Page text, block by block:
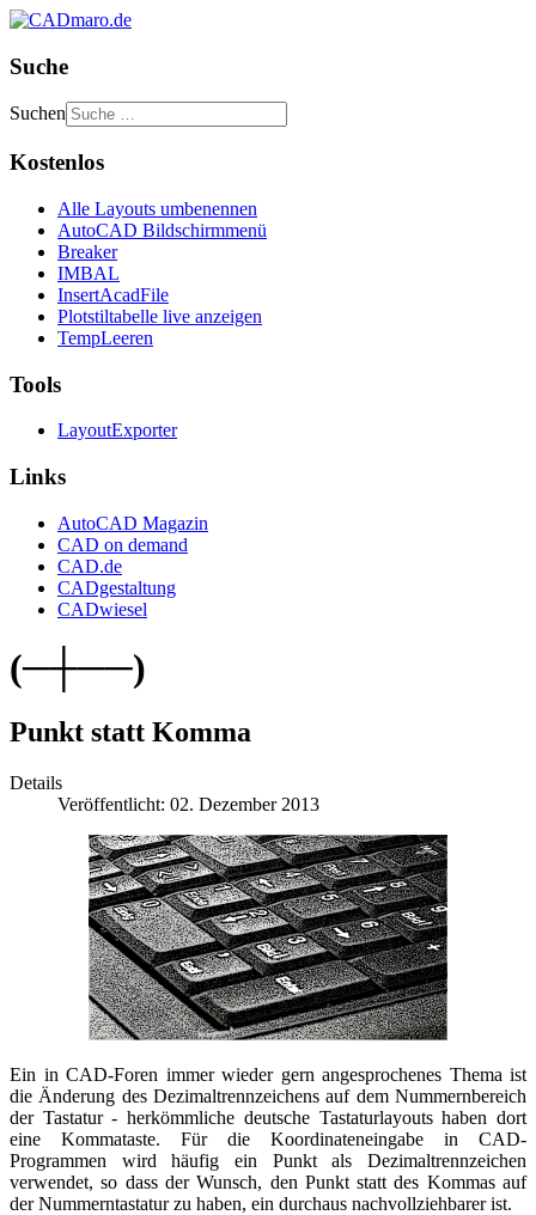
Suche
Suchen
Kostenlos
Alle Layouts umbenennen
AutoCAD Bildschirmmenü
Breaker
IMBAL
InsertAcadFile
Plotstiltabelle live anzeigen
TempLeeren
Tools
LayoutExporter
Links
AutoCAD Magazin
CAD on demand
CAD.de
CADgestaltung
CADwiesel
(─┼──)
Punkt statt Komma
Details
Veröffentlicht: 02. Dezember 2013
Ein in CAD-Foren immer wieder gern angesprochenes Thema ist
die Änderung des Dezimaltrennzeichens auf dem Nummernbereich
der Tastatur - herkömmliche deutsche Tastaturlayouts haben dort
eine Kommataste. Für die Koordinateneingabe in CAD-
Programmen wird häufig ein Punkt als Dezimaltrennzeichen
verwendet, so dass der Wunsch, den Punkt statt des Kommas auf
der Nummerntastatur zu haben, ein durchaus nachvollziehbarer ist.